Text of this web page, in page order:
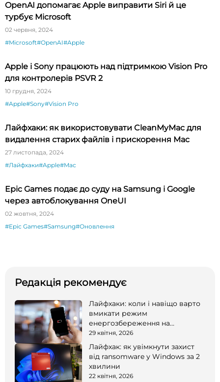
OpenAI допомагає Apple виправити Siri й це
турбує Microsoft
02 червня, 2024
#Microsoft#OpenAI#Apple
Apple і Sony працюють над підтримкою Vision Pro
для контролерів PSVR 2
10 грудня, 2024
#Apple#Sony#Vision Pro
Лайфхаки: як використовувати CleanMyMac для
видалення старих файлів і прискорення Mac
27 листопада, 2024
#Лайфхаки#Apple#Mac
Epic Games подає до суду на Samsung і Google
через автоблокування OneUI
02 жовтня, 2024
#Epic Games#Samsung#Оновлення
Редакція рекомендує
Лайфхаки: коли і навіщо варто
вмикати режим
енергозбереження на
смартфоні
29 квітня, 2026
Лайфхак: як увімкнути захист
від ransomware у Windows за 2
хвилини
22 квітня, 2026